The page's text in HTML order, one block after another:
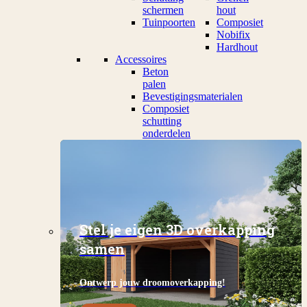
schermen
Tuinpoorten
hout
Composiet
Nobifix
Hardhout
Accessoires
Beton
palen
Bevestigingsmaterialen
Composiet
schutting
onderdelen
Stel je eigen 3D overkapping
samen
Ontwerp jouw droomoverkapping!